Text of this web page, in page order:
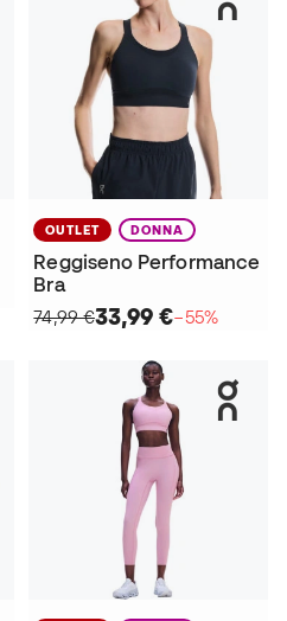
OUTLET DONNA
Reggiseno Performance
Bra
74,99 €33,99 €−55%